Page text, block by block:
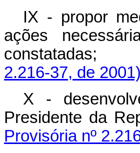
IX - propor
ações
2.216-37, de 2001)
X -
Provisória nº